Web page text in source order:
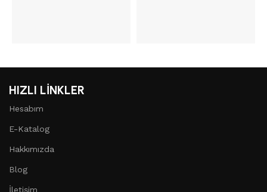
HIZLI LİNKLER
Hesabım
E-Katalog
Hakkımızda
Blog
İletişim